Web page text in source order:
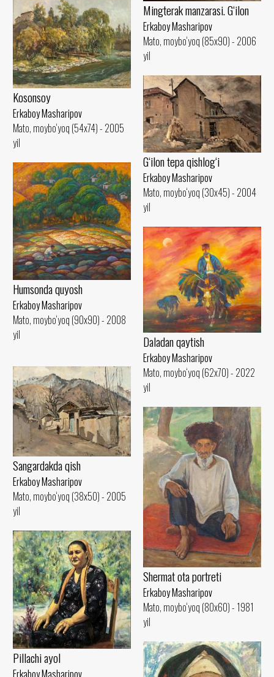
Mingterak manzarasi. G‘ilon
Erkaboy Masharipov
Mato, moybo‘yoq (85x90) - 2006
yil
Kosonsoy
Erkaboy Masharipov
Mato, moybo‘yoq (54x74) - 2005
yil
G‘ilon tepa qishlog‘i
Erkaboy Masharipov
Mato, moybo‘yoq (30x45) - 2004
yil
Humsonda quyosh
Erkaboy Masharipov
Mato, moybo‘yoq (90x90) - 2008
yil
Daladan qaytish
Erkaboy Masharipov
Mato, moybo‘yoq (62x70) - 2022
yil
Sangardakda qish
Erkaboy Masharipov
Mato, moybo‘yoq (38x50) - 2005
yil
Shermat ota portreti
Erkaboy Masharipov
Mato, moybo‘yoq (80x60) - 1981
yil
Pillachi ayol
Erkaboy Masharipov